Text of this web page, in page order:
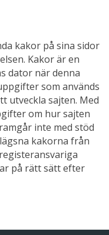
kakor på sina sidor
Kakor är en
dator när denna
som används
utveckla sajten. Med
om hur sajten
inte med stöd
kakorna från
på rätt sätt efter